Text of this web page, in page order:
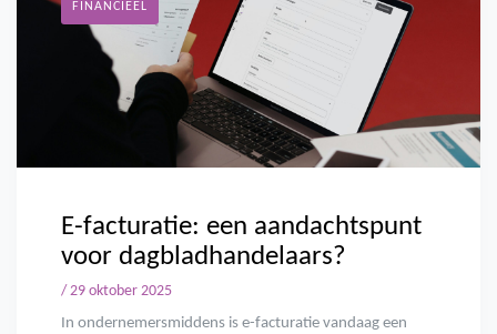
FINANCIEEL
E-facturatie: een aandachtspunt
voor dagbladhandelaars?
/ 29 oktober 2025
In ondernemersmiddens is e-facturatie vandaag een